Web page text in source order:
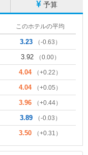
予算
このホテルの平均
3.23 （-0.63）
3.92 （0.00）
4.04 （+0.22）
4.04 （+0.05）
3.96 （+0.44）
3.89 （-0.03）
3.50 （+0.31）